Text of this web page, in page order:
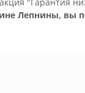
Лепнины, вы